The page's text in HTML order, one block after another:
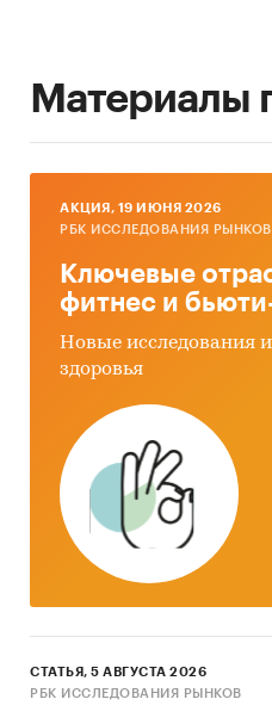
Материалы
AКЦИЯ, 19 ИЮНЯ 2026
РБК ИССЛЕДОВАНИЯ РЫНКОВ
Ключевые
фитнес и
Новые исследования
здоровья
СТАТЬЯ, 5 АВГУСТА 2026
РБК ИССЛЕДОВАНИЯ РЫНКОВ